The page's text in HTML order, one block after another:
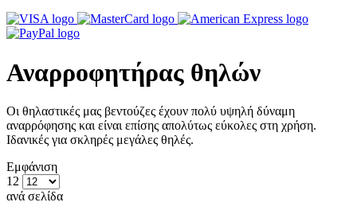
Αναρροφητήρας θηλών
Οι θηλαστικές μας βεντούζες έχουν πολύ υψηλή δύναμη
αναρρόφησης και είναι επίσης απολύτως εύκολες στη χρήση.
Ιδανικές για σκληρές μεγάλες θηλές.
Εμφάνιση
12
ανά σελίδα